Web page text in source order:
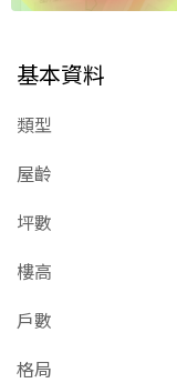
基本資料
類型
屋齡
坪數
樓高
戶數
格局